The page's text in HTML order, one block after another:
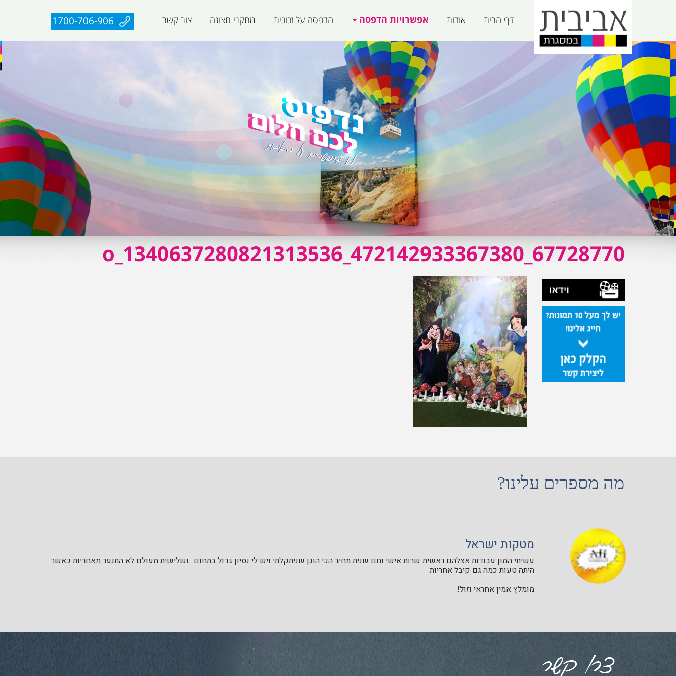
1700-706-906 דף הבית אודות אפשרויות הדפסה הדפסה על זכוכית מתקני תצוגה צור קשר
67728770_472142933367380_1340637280821313536_o
מה מספרים עלינו?
מטקות ישראל
עשיתי המון עבודות אצלהם ראשית שרות אישי וחם שנית מחיר הכי הוגן שניתקלתי ויש לי נסיון גדול בתחום ..ושלישית מעולם לא התנער מאחריות כאשר
היתה טעות כמה גם קיבל אחריות
...
מומלץ אמין אחראי וזול!